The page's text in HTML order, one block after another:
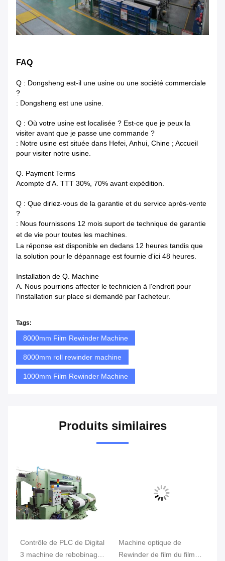
FAQ
Q : Dongsheng est-il une usine ou une société commerciale
?
: Dongsheng est une usine.
Q : Où votre usine est localisée ? Est-ce que je peux la
visiter avant que je passe une commande ?
: Notre usine est située dans Hefei, Anhui, Chine ; Accueil
pour visiter notre usine.
Q. Payment Terms
Acompte d'A. TTT 30%, 70% avant expédition.
Q : Que diriez-vous de la garantie et du service après-vente
?
: Nous fournissons 12 mois suport de technique de garantie
et de vie pour toutes les machines.
La réponse est disponible en dedans 12 heures tandis que
la solution pour le dépannage est fournie d'ici 48 heures.
Installation de Q. Machine
A. Nous pourrions affecter le technicien à l'endroit pour
l'installation sur place si demandé par l'acheteur.
Tags:
8000mm Film Rewinder Machine
8000mm roll rewinder machine
1000mm Film Rewinder Machine
Produits similaires
Contrôle de PLC de Digital
3 machine de rebobinage
Machine optique de
Rewinder de film du film